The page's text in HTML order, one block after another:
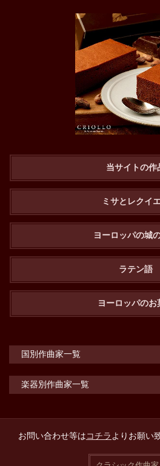
当サイトの作
ミサとレクイ
ヨーロッパの城
ラテン語
ヨーロッパのお
国別作曲家一覧
楽器別作曲家一覧
お問い合わせ等はコチラよりお願い